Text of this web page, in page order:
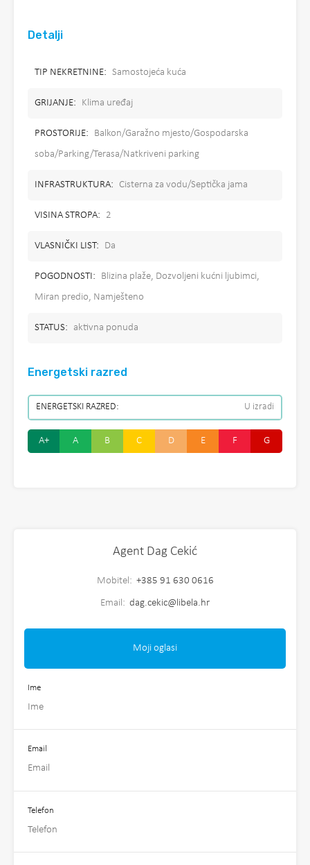
Detalji
TIP NEKRETNINE: Samostojeća kuća
GRIJANJE: Klima uređaj
PROSTORIJE:
Balkon/Garažno mjesto/Gospodarska
soba/Parking/Terasa/Natkriveni parking
INFRASTRUKTURA: Cisterna za vodu/Septička jama
VISINA STROPA: 2
VLASNIČKI LIST: Da
POGODNOSTI:
Blizina plaže, Dozvoljeni kućni ljubimci,
Miran predio, Namješteno
STATUS: aktivna ponuda
Energetski razred
ENERGETSKI RAZRED: U izradi
A+ A B C D E F G
Agent Dag Cekić
Mobitel: +385 91 630 0616
Email: dag.cekic@libela.hr
Moji oglasi
Ime
Email
Telefon